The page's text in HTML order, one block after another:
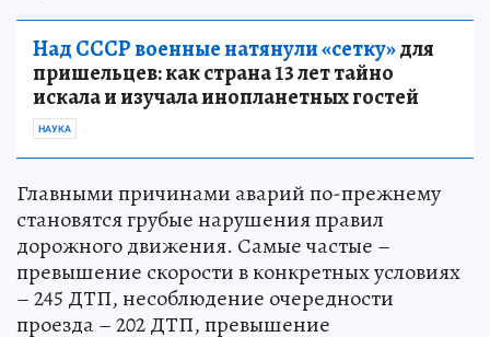
Над СССР военные натянули «сетку»для
пришельцев: как страна 13 лет тайно
искала и изучала инопланетных гостей
НАУКА
Главными причинами аварий по-прежнему
становятся грубые нарушения правил
дорожного движения. Самые частые –
превышение скорости в конкретных условиях
– 245 ДТП, несоблюдение очередности
проезда – 202 ДТП, превышение